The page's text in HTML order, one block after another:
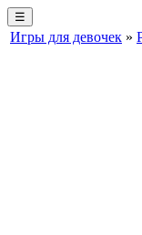
☰
Игры для девочек »